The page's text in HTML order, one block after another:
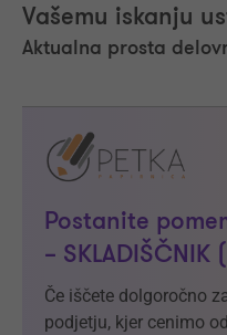
Vašemu iskanju
Aktualna prosta
Postanite
– SKLADIŠČNIK
Če iščete dolgoročno
podjetju, kjer cenimo